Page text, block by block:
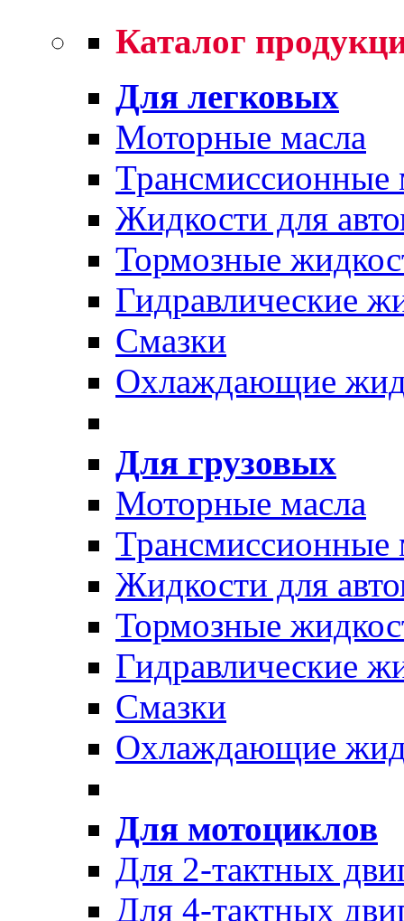
Каталог
Для легковых
Моторные масла
Трансмиссионные
Жидкости для
Тормозные
Гидравлические
Смазки
Охлаждающие
Для грузовых
Моторные масла
Трансмиссионные
Жидкости для
Тормозные
Гидравлические
Смазки
Охлаждающие
Для мотоциклов
Для 2-тактных
Для 4-тактных